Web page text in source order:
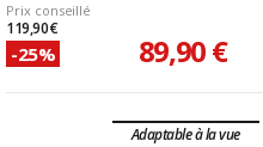
Prix conseillé
119,90 €
-25% 89,90 €
Adaptable à la vue